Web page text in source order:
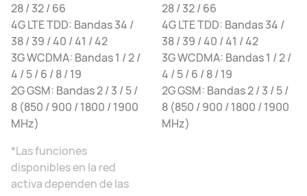
28 / 32 / 66
4G LTE TDD: Bandas 34 /
38 / 39 / 40 / 41 / 42
3G WCDMA: Bandas 1 / 2 /
4 / 5 / 6 / 8 / 19
2G GSM: Bandas 2 / 3 / 5 /
8 (850 / 900 / 1800 / 1900
MHz)
*Las funciones
disponibles en la red
activa dependen de las
28 / 32 / 66
4G LTE TDD: Bandas 34 /
38 / 39 / 40 / 41 / 42
3G WCDMA: Bandas 1 / 2 /
4 / 5 / 6 / 8 / 19
2G GSM: Bandas 2 / 3 / 5 /
8 (850 / 900 / 1800 / 1900
MHz)